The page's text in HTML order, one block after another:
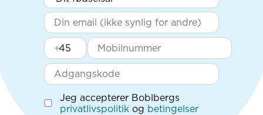
+
Jeg accepterer Boblbergs
privatlivspolitik og betingelser